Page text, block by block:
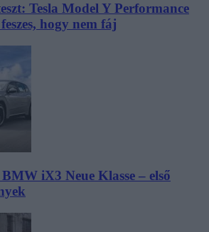
Tesla Model Y Performance
hogy nem fáj
iX3 Neue Klasse – első